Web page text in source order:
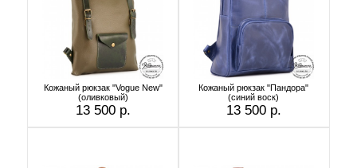
Кожаный рюкзак "Vogue New"
(оливковый)
13 500 р.
Кожаный рюкзак "Пандора"
(синий воск)
13 500 р.